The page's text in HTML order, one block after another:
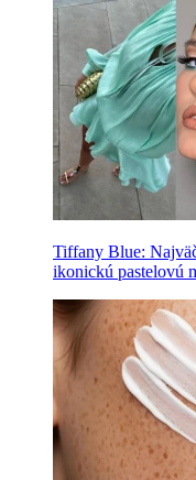
Tiffany Blue:
ikonickú pastelovú